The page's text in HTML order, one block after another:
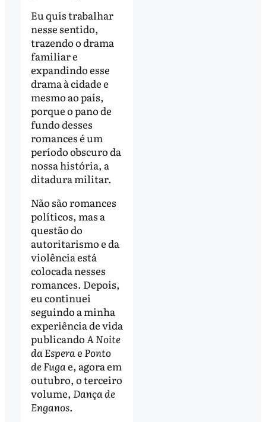
Eu quis trabalhar
nesse sentido,
trazendo o drama
familiar e
expandindo esse
drama à cidade e
mesmo ao país,
porque o pano de
fundo desses
romances é um
período obscuro da
nossa história, a
ditadura militar.
Não são romances
políticos, mas a
questão do
autoritarismo e da
violência está
colocada nesses
romances. Depois,
eu continuei
seguindo a minha
experiência de vida
publicando A Noite
da Espera e Ponto
de Fuga e, agora em
outubro, o terceiro
volume, Dança de
Enganos.